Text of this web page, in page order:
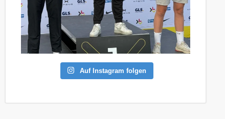
Auf Instagram folgen